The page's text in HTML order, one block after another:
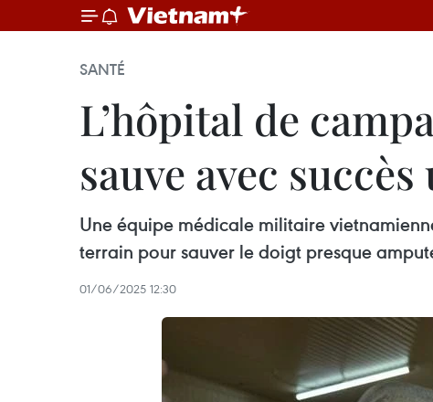
SANTÉ
L’hôpital de
sauve avec
Une équipe médicale militaire
terrain pour sauver le doigt presque
01/06/2025 12:30